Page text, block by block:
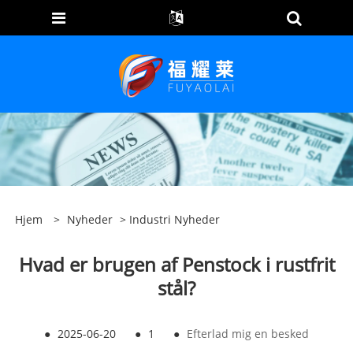
Hjem > Nyheder > Industri Nyheder
Hvad er brugen af ​​Penstock i rustfrit
stål?
● 2025-06-20 ● 1 ● Efterlad mig en besked